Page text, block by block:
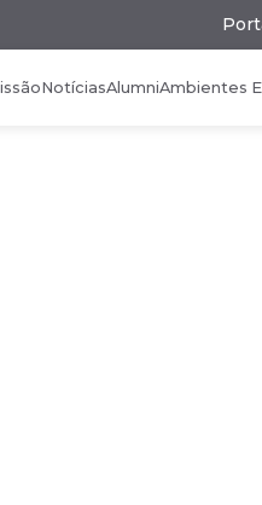
NotíciasAlumniAmbientes